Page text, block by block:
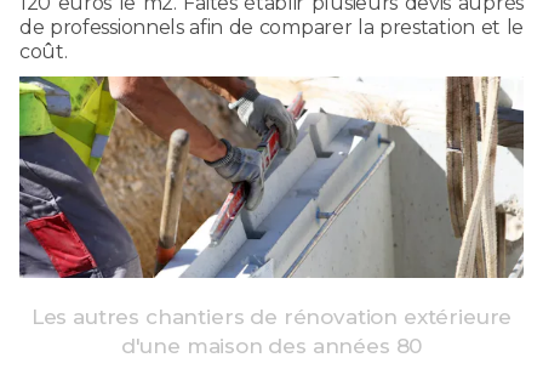
de professionnels afin de comparer la prestation et le
coût.
Les autres chantiers de rénovation extérieure
d'une maison des années 80